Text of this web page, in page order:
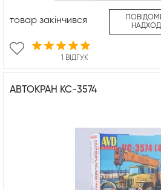
1 ВІДГУК
товар закінчився
АВТОКРАН КС-3574